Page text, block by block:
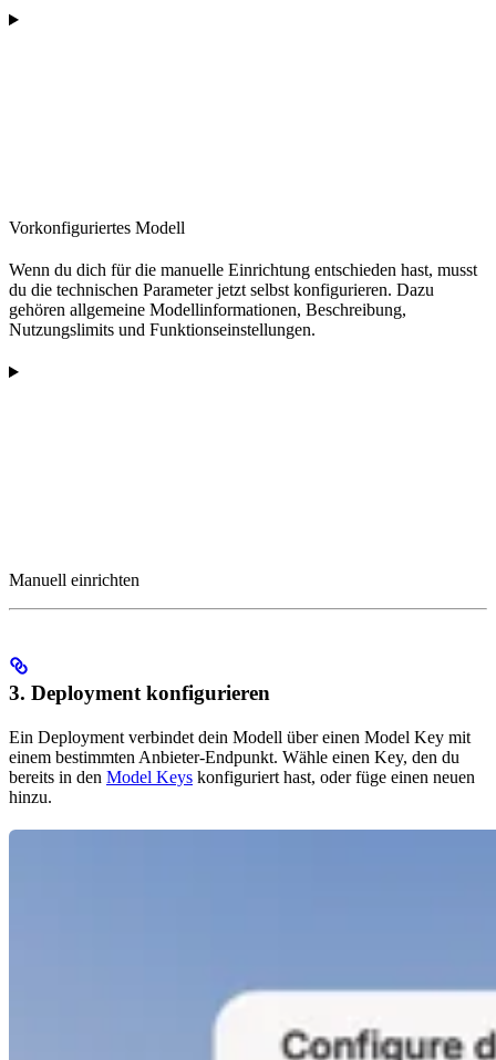
Vorkonfiguriertes Modell
Wenn du dich für die manuelle Einrichtung entschieden hast, musst
du die technischen Parameter jetzt selbst konfigurieren. Dazu
gehören allgemeine Modellinformationen, Beschreibung,
Nutzungslimits und Funktionseinstellungen.
Manuell einrichten
3. Deployment konfigurieren
Ein Deployment verbindet dein Modell über einen Model Key mit
einem bestimmten Anbieter-Endpunkt. Wähle einen Key, den du
bereits in den Model Keys konfiguriert hast, oder füge einen neuen
hinzu.